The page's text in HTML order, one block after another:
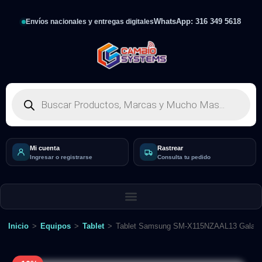
Envíos nacionales y entregas digitalesWhatsApp: 316 349 5618
Mi cuenta
Ingresar o registrarse
Rastrear
Consulta tu pedido
Inicio > Equipos > Tablet > Tablet Samsung SM-X115NZAAL13